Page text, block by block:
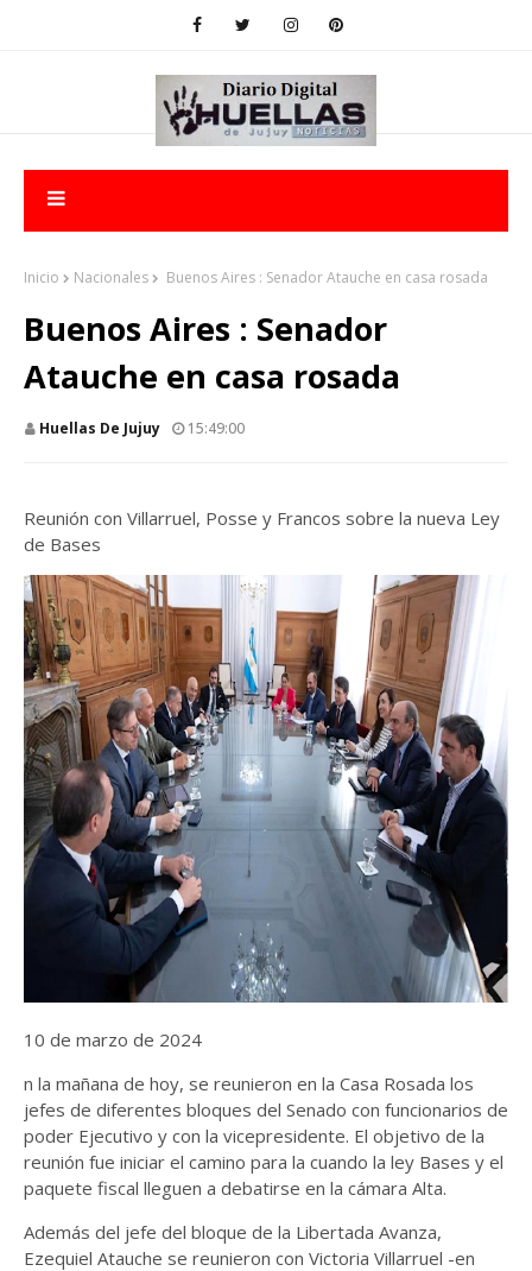
Inicio Nacionales Buenos Aires : Senador Atauche en casa rosada
Buenos Aires : Senador
Atauche en casa rosada
Huellas De Jujuy 15:49:00
Reunión con Villarruel, Posse y Francos sobre la nueva Ley
de Bases
10 de marzo de 2024
n la mañana de hoy, se reunieron en la Casa Rosada los
jefes de diferentes bloques del Senado con funcionarios de
poder Ejecutivo y con la vicepresidente. El objetivo de la
reunión fue iniciar el camino para la cuando la ley Bases y el
paquete fiscal lleguen a debatirse en la cámara Alta.
Además del jefe del bloque de la Libertada Avanza,
Ezequiel Atauche se reunieron con Victoria Villarruel -en